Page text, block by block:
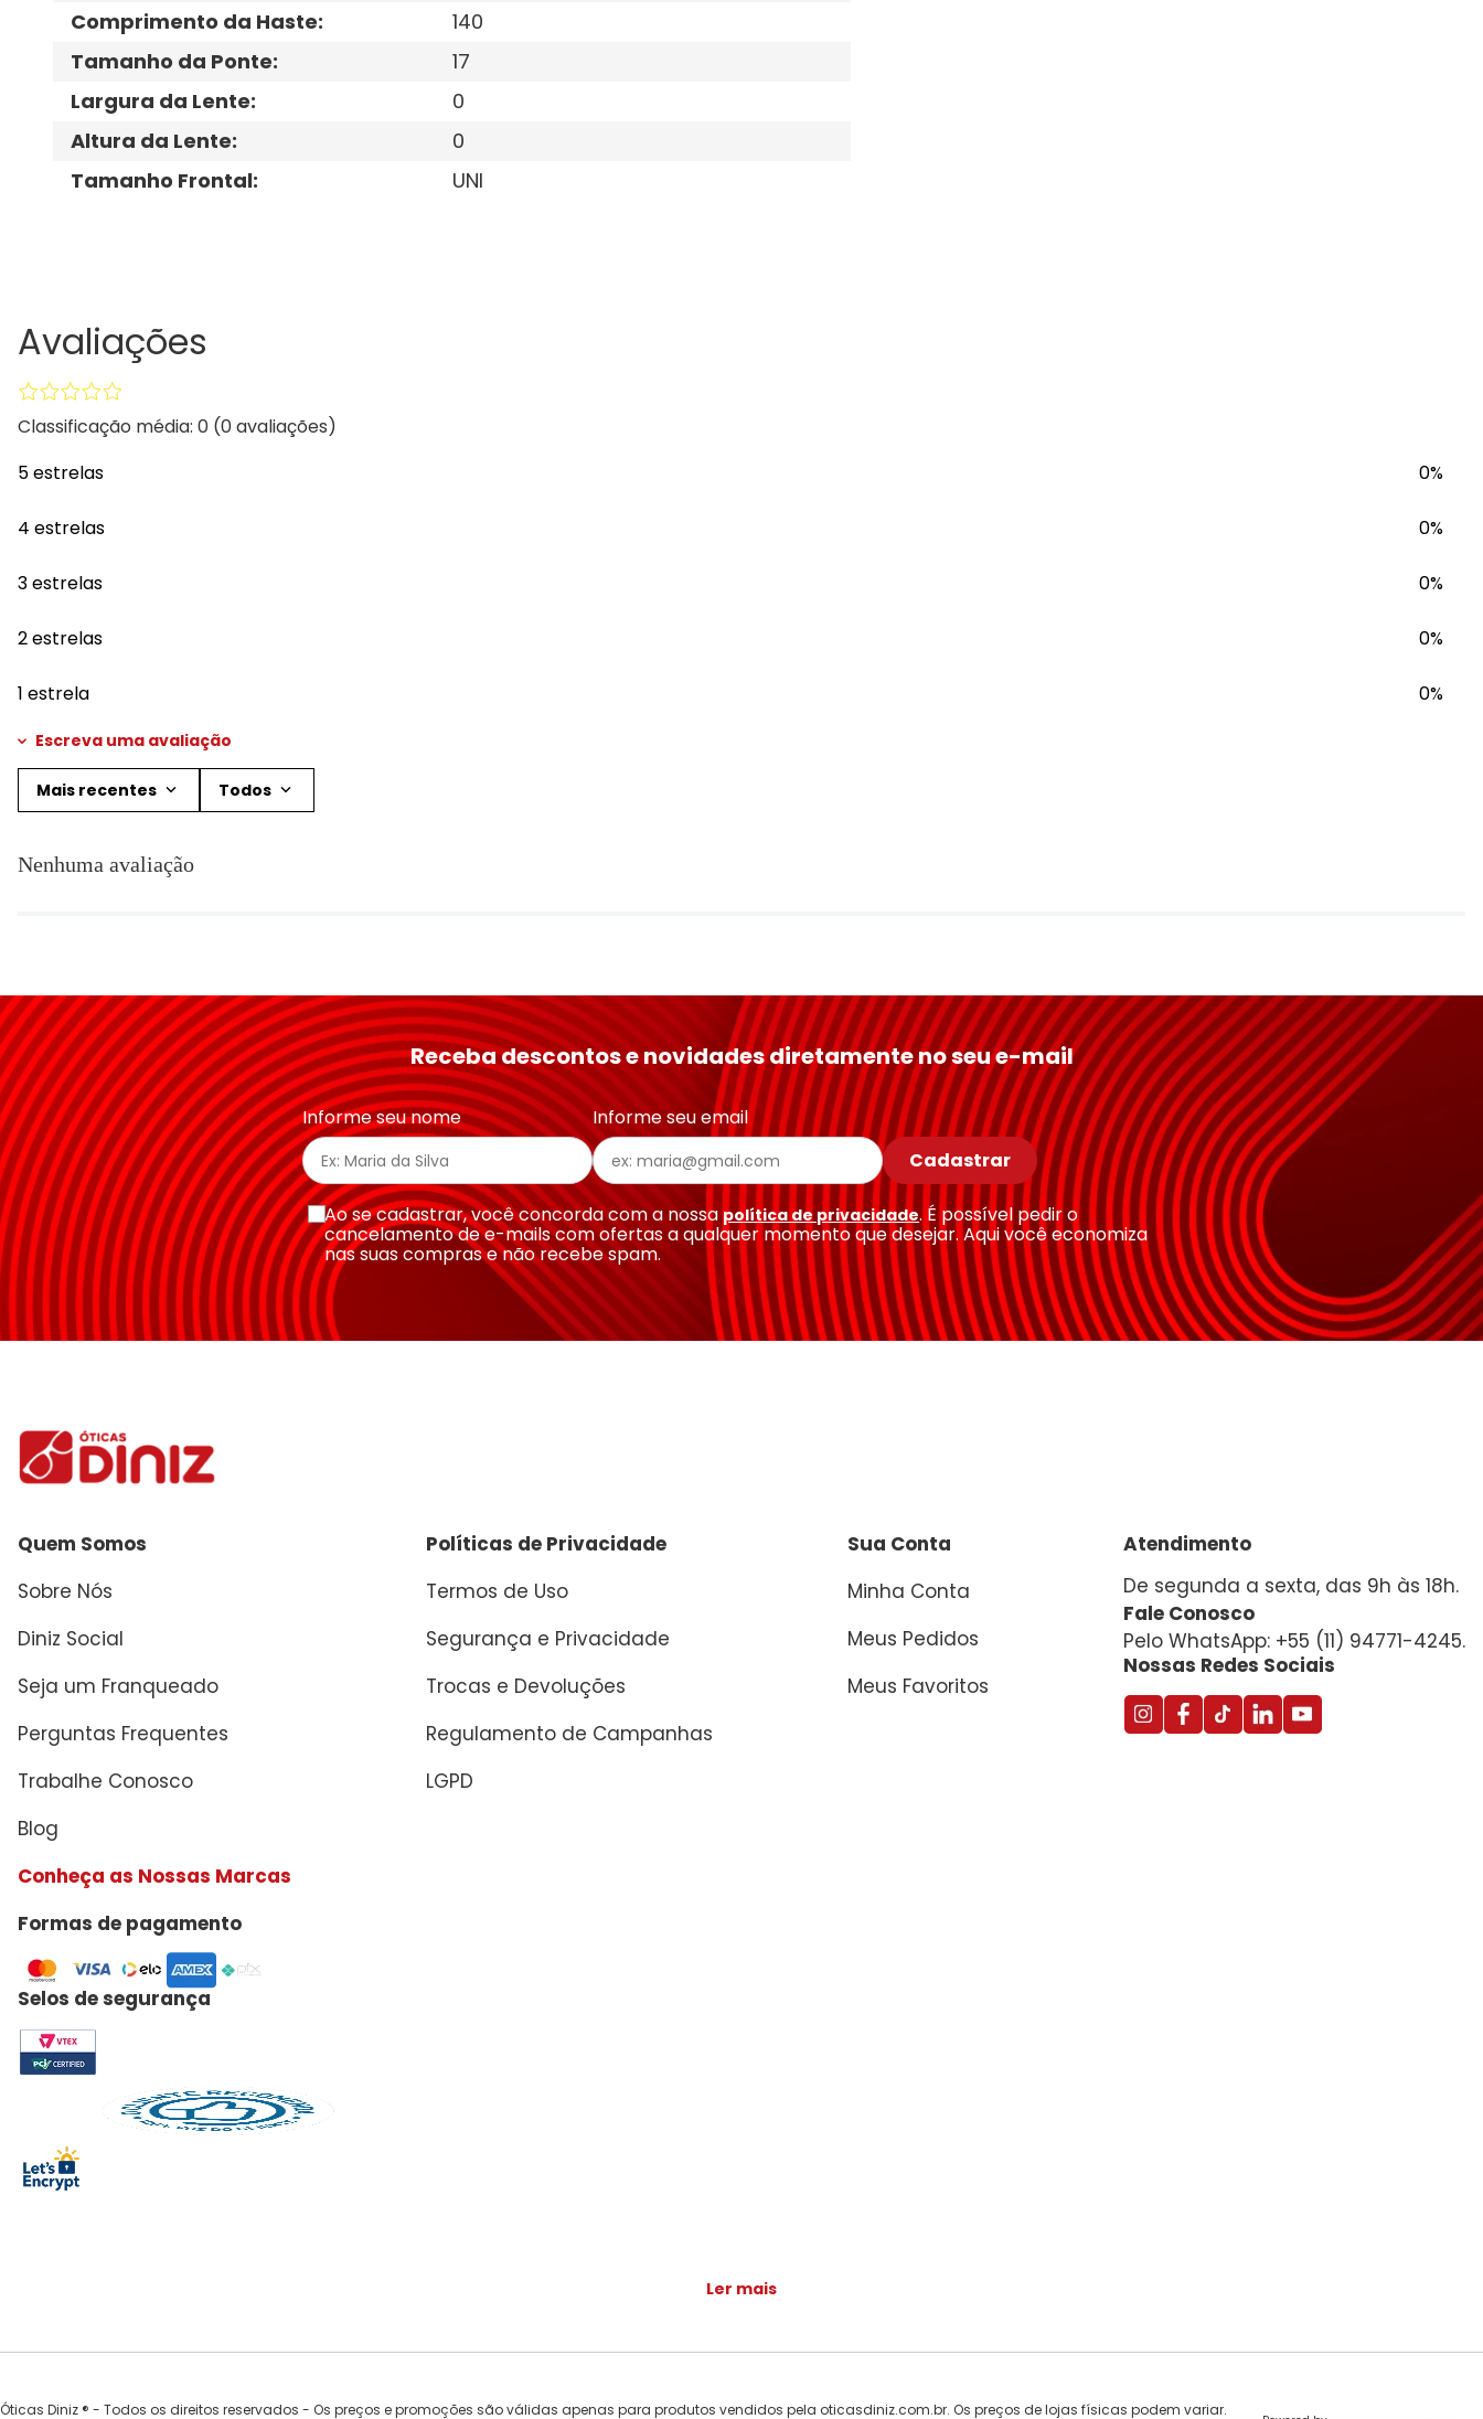
Comprimento da Haste:
140
Tamanho da Ponte:
17
Largura da Lente:
0
Altura da Lente:
0
Tamanho Frontal: UNI
Avaliações
Classificação média: 0 (0 avaliações)
5 estrelas
0%
4 estrelas 0%
3 estrelas 0%
2 estrelas 0%
1 estrela 0%
Escreva uma avaliação
Título
★★★★★
Seu nome
Endereço de email
Escreva uma avaliação
Mais recentes Todos
Nenhuma avaliação
Receba descontos e novidades diretamente no seu e-mail
Informe seu nome
Informe seu email
Cadastrar
Ao se cadastrar, você concorda com a nossa política de privacidade. É possível pedir o
cancelamento de e-mails com ofertas a qualquer momento que desejar. Aqui você economiza
nas suas compras e não recebe spam.
Quem Somos
Sobre Nós
Diniz Social
Seja um Franqueado
Perguntas Frequentes
Trabalhe Conosco
Blog
Conheça as Nossas Marcas
Políticas de Privacidade
Termos de Uso
Segurança e Privacidade
Trocas e Devoluções
Regulamento de Campanhas
LGPD
Sua Conta
Minha Conta
Meus Pedidos
Meus Favoritos
Atendimento
De segunda a sexta, das 9h às 18h.
Fale Conosco
Pelo WhatsApp: +55 (11) 94771-4245.
Nossas Redes Sociais
Formas de pagamento
Selos de segurança
Ler mais
Óticas Diniz ® - Todos os direitos reservados - Os preços e promoções são válidas apenas para produtos vendidos pela oticasdiniz.com.br. Os preços de lojas físicas podem variar.